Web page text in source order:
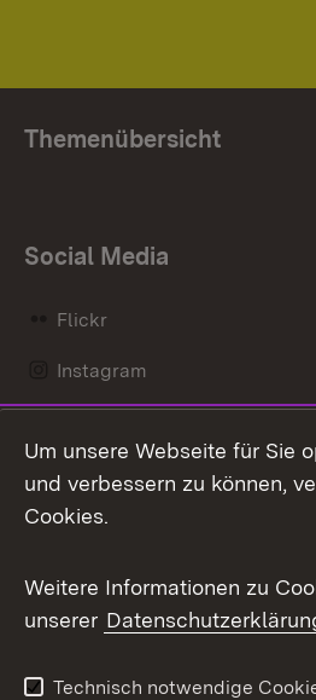
Themenübersicht
Social Media
Flickr
Instagram
Mastodon
Messenger
Social Wall
X / Twitter
Youtube
Um unsere Webseite für Sie
und verbessern zu können,
Cookies.
Weitere Informationen zu
unserer
Technisch notwendige